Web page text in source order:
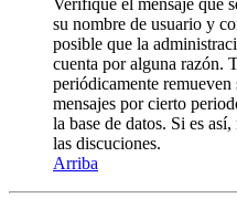
su nombre de usuario y
posible que la
cuenta por alguna razón.
periódicamente
mensajes por cierto
la base de datos. Si es
las discuciones.
Arriba